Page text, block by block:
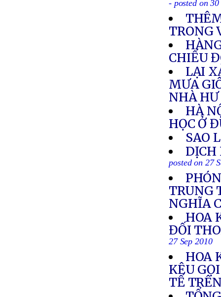
- posted on
TRONG
CHIẾU
LẠI
MƯA
NHÀ HƯ
HÀ
HỌC Ở
SAO
DỊCH
posted on 27
TRUNG
NGHĨA
HOA
ĐỐI
27 Sep 2010
HOA
KÊU
TẾ